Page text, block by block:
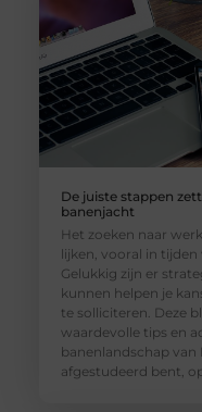
De juiste stappen
banenjacht
Het zoeken naar
lijken, vooral in tijden
Gelukkig zijn er
kunnen helpen je
te solliciteren. Deze
waardevolle tips en
banenlandschap van
afgestudeerd bent,